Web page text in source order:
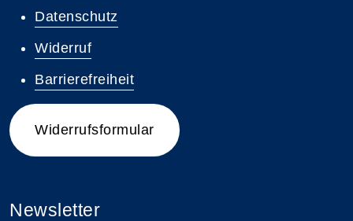
Datenschutz
Widerruf
Barrierefreiheit
Widerrufsformular
Newsletter